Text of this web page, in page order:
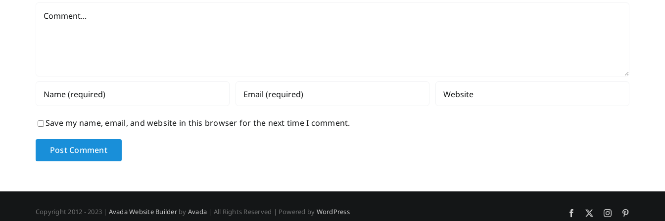
Save my name, email, and website in this browser for the next time I comment.
Copyright 2012 - 2023 | Avada Website BuilderbyAvada| All Rights Reserved | Powered byWordPress Facebook Instagram